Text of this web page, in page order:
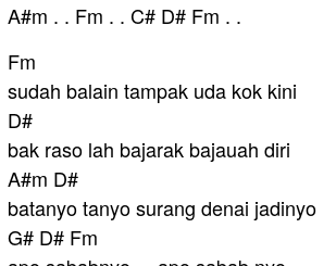
A#m . . Fm . . C# D# Fm . .
Fm
sudah balain tampak uda kok kini
D#
bak raso lah bajarak bajauah diri
A#m D#
batanyo tanyo surang denai jadinyo
G# D# Fm